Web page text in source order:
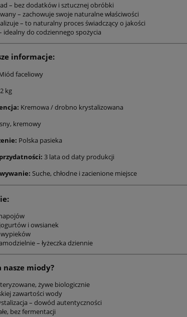
– bez dodatków i sztucznej obróbki
– zachowuje swoje naturalne właściwości
– to naturalny proces świadczący o jakości
idealny do codziennego spożycia
informacje:
faceliowy
kg
Kremowa / drobno krystalizowana
kremowy
Polska pasieka
3 lata od daty produkcji
Suche, chłodne i zacienione miejsce
i owsianek
– łyżeczka dziennie
nasze miody?
żywe biologicznie
zawartości wody
– dowód autentyczności
bez fermentacji